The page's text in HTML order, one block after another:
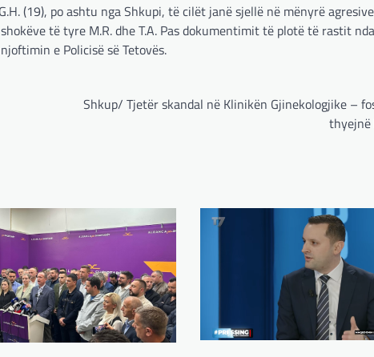
(19), po ashtu nga Shkupi, të cilët janë sjellë në mënyrë
të tyre M.R. dhe T.A. Pas dokumentimit të plotë të rastit
e Policisë së Tetovës.
Shkup/ Tjetër skandal në Klinikën Gjinekologjike –